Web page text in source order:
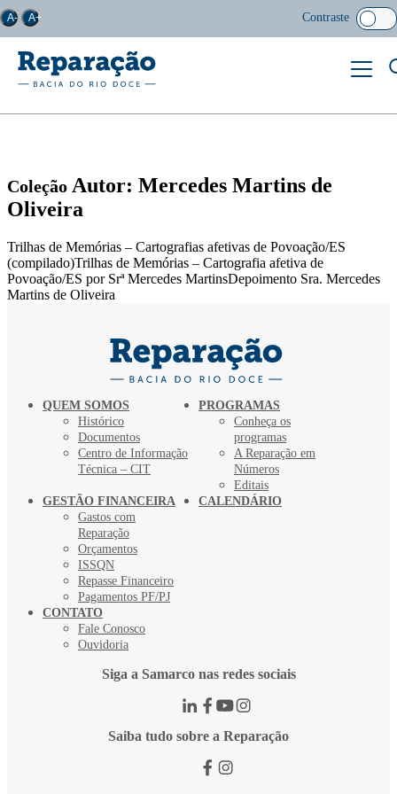
A- A+ Contraste
Coleção Autor: Mercedes Martins de
Oliveira
Trilhas de Memórias – Cartografias afetivas de Povoação/ES
(compilado)Trilhas de Memórias – Cartografia afetiva de
Povoação/ES por Srª Mercedes MartinsDepoimento Sra. Mercedes
Martins de Oliveira
QUEM SOMOS
Histórico
Documentos
Centro de Informação
Técnica – CIT
PROGRAMAS
Conheça os
programas
A Reparação em
Números
Editais
GESTÃO FINANCEIRA
Gastos com
Reparação
Orçamentos
ISSQN
Repasse Financeiro
Pagamentos PF/PJ
CALENDÁRIO
CONTATO
Fale Conosco
Ouvidoria
Siga a Samarco nas redes sociais
Saiba tudo sobre a Reparação